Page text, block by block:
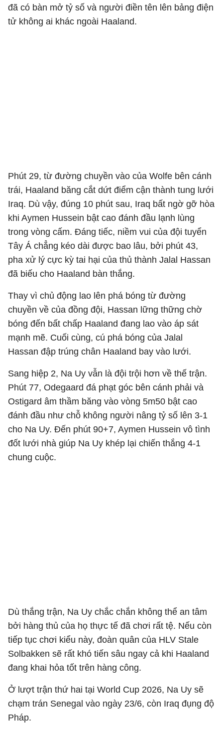
đã có bàn mở tỷ số và người điền tên lên bảng điện
tử không ai khác ngoài Haaland.
Phút 29, từ đường chuyền vào của Wolfe bên cánh
trái, Haaland băng cắt dứt điểm cận thành tung lưới
Iraq. Dù vậy, đúng 10 phút sau, Iraq bất ngờ gỡ hòa
khi Aymen Hussein bật cao đánh đầu lạnh lùng
trong vòng cấm. Đáng tiếc, niềm vui của đội tuyển
Tây Á chẳng kéo dài được bao lâu, bởi phút 43,
pha xử lý cực kỳ tai hại của thủ thành Jalal Hassan
đã biếu cho Haaland bàn thắng.
Thay vì chủ động lao lên phá bóng từ đường
chuyền về của đồng đội, Hassan lững thững chờ
bóng đến bất chấp Haaland đang lao vào áp sát
mạnh mẽ. Cuối cùng, cú phá bóng của Jalal
Hassan đập trúng chân Haaland bay vào lưới.
Sang hiệp 2, Na Uy vẫn là đội trội hơn về thế trận.
Phút 77, Odegaard đá phạt góc bên cánh phải và
Ostigard âm thầm băng vào vòng 5m50 bật cao
đánh đầu như chỗ không người nâng tỷ số lên 3-1
cho Na Uy. Đến phút 90+7, Aymen Hussein vô tình
đốt lưới nhà giúp Na Uy khép lại chiến thắng 4-1
chung cuộc.
Dù thắng trận, Na Uy chắc chắn không thể an tâm
bởi hàng thủ của họ thực tế đã chơi rất tệ. Nếu còn
tiếp tục chơi kiểu này, đoàn quân của HLV Stale
Solbakken sẽ rất khó tiến sâu ngay cả khi Haaland
đang khai hỏa tốt trên hàng công.
Ở lượt trận thứ hai tại World Cup 2026, Na Uy sẽ
chạm trán Senegal vào ngày 23/6, còn Iraq đụng độ
Pháp.